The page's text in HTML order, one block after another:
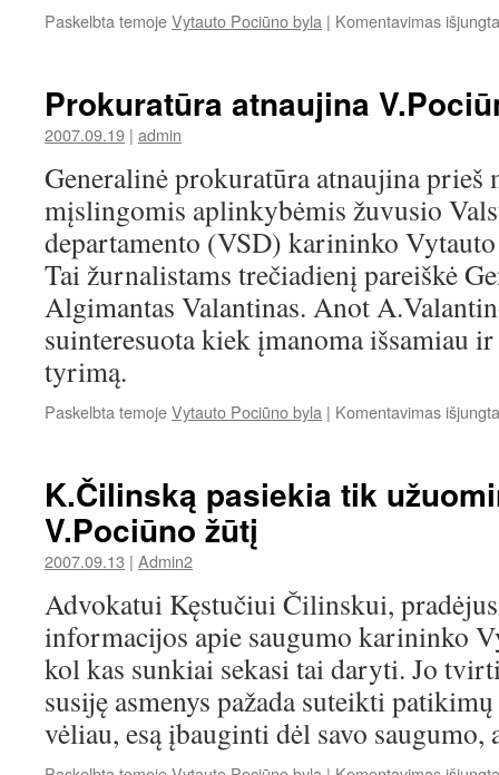
Paskelbta temojeVytauto Pociūno byla | Komentavimas
Prokuratūra atnaujina
2007.09.19 | admin
Generalinė prokuratūra atnaujina prieš
mįslingomis aplinkybėmis žuvusio
departamento (VSD) karininko
Tai žurnalistams trečiadienį pareiškė
Algimantas Valantinas. Anot
suinteresuota kiek įmanoma išsamiau
tyrimą.
Paskelbta temojeVytauto Pociūno byla | Komentavimas
K.Čilinską pasiekia tik
V.Pociūno žūtį
2007.09.13 | Admin2
Advokatui Kęstučiui Čilinskui,
informacijos apie saugumo karininko
kol kas sunkiai sekasi tai daryti. Jo
susiję asmenys pažada suteikti
vėliau, esą įbauginti dėl savo saugumo,